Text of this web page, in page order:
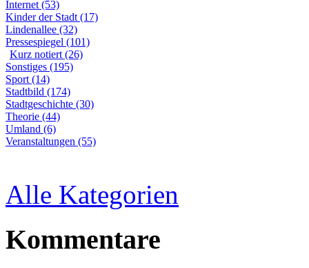
Internet (53)
Kinder der Stadt (17)
Lindenallee (32)
Pressespiegel (101)
Kurz notiert (26)
Sonstiges (195)
Sport (14)
Stadtbild (174)
Stadtgeschichte (30)
Theorie (44)
Umland (6)
Veranstaltungen (55)
Alle Kategorien
Kommentare